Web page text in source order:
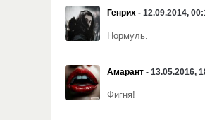
Генрих - 12.09.2014,
Нормуль.
Амарант - 13.05.2016,
Фигня!